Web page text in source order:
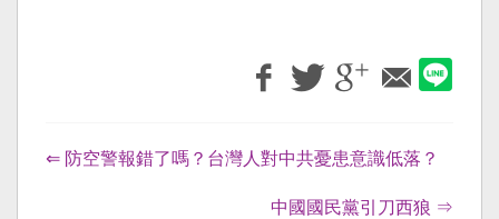
⇐ 防空警報錯了嗎？台灣人對中共憂患意識低落？
中國國民黨引刀西狼 ⇒